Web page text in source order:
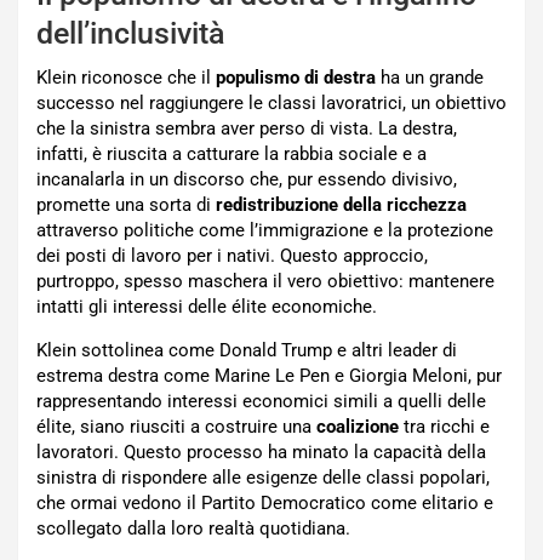
dell’inclusività
Klein riconosce che il populismo di destra ha un grande
successo nel raggiungere le classi lavoratrici, un obiettivo
che la sinistra sembra aver perso di vista. La destra,
infatti, è riuscita a catturare la rabbia sociale e a
incanalarla in un discorso che, pur essendo divisivo,
promette una sorta di redistribuzione della ricchezza
attraverso politiche come l’immigrazione e la protezione
dei posti di lavoro per i nativi. Questo approccio,
purtroppo, spesso maschera il vero obiettivo: mantenere
intatti gli interessi delle élite economiche.
Klein sottolinea come Donald Trump e altri leader di
estrema destra come Marine Le Pen e Giorgia Meloni, pur
rappresentando interessi economici simili a quelli delle
élite, siano riusciti a costruire una coalizione tra ricchi e
lavoratori. Questo processo ha minato la capacità della
sinistra di rispondere alle esigenze delle classi popolari,
che ormai vedono il Partito Democratico come elitario e
scollegato dalla loro realtà quotidiana.